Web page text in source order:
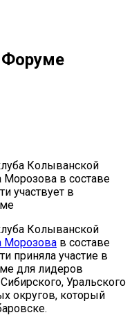
Форуме
Колыванской
в составе
участвует в
Колыванской
Морозова в составе
приняла участие в
для лидеров
Уральского
округов, который